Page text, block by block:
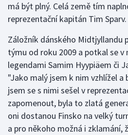
Gymnastika
Házená
Jezdectví
Judo
Krasobruslení
Lezení
má být plný. Celá země tím
reprezentační kapitán Tim Sparv.
Záložník dánského Midtjyllandu
týmu od roku 2009 a potkal se
legendami Samim Hyypiäem či
"Jako malý jsem k nim vzhlížel a
jsem se s nimi sešel v
zapomenout, byla to zlatá
oni dostanou Finsko na velký
a pro někoho možná i zklamání,